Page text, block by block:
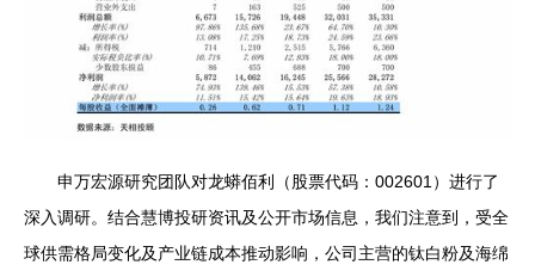
申万宏源研究团队对龙蟒佰利（股票代码：002601）进行了
深入调研。结合慧博投研资讯及公开市场信息，我们注意到，受全
球供需格局变化及产业链成本推动影响，公司主营的钛白粉及海绵